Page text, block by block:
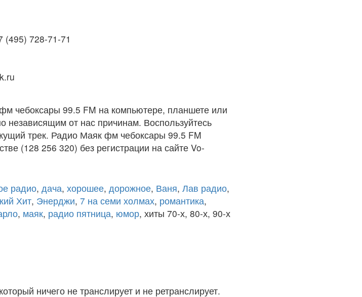
(495) 728-71-71
чебоксары 99.5 FM на компьютере, планшете или
независящим от нас причинам. Воспользуйтесь
трек. Радио Маяк фм чебоксары 99.5 FM
(128 256 320) без регистрации на сайте Vo-
радио, дача, хорошее, дорожное, Ваня, Лав радио,
Хит, Энерджи, 7 на семи холмах, романтика,
, маяк, радио пятница, юмор, хиты 70-х, 80-х, 90-х
ничего не транслирует и не ретранслирует.